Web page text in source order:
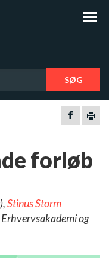
SØG
forløb
Stinus Storm
Erhvervsakademi og